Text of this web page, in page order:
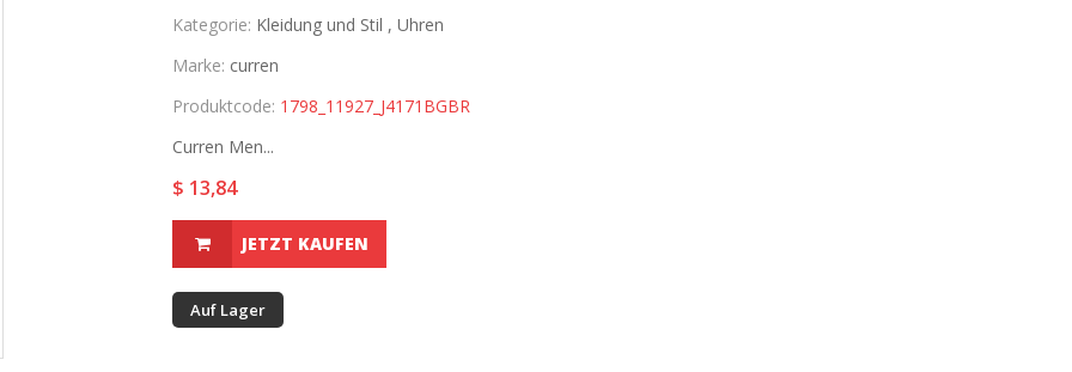
Kategorie: Kleidung und Stil , Uhren
Marke: curren
Produktcode: 1798_11927_J4171BGBR
Curren Men...
$ 13,84
JETZT KAUFEN
Auf Lager